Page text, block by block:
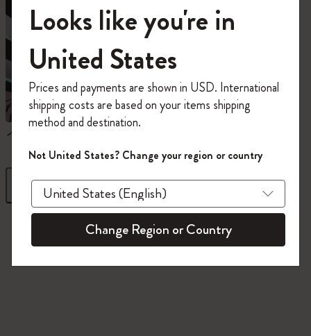
ノートブック
フィルター 並び替え
845 プロダクツ
モレスキンの世界へようこそ
「WELCOME10」を入力すると、初回注
文が10%オフ＋送料無料になります。セ
ール・アウトレット品は適用外。
Moleskineアカウントを作成して限定オフ
ァーや会員特典、さらに多くのインスピ
レーションを手に入れましょう。
今すぐ会員登録 !
Looks like you're in
United States
Prices and payments are shown in USD. International
shipping costs are based on your items shipping
method and destination.
Not United States? Change your region or country
Change Region or Country